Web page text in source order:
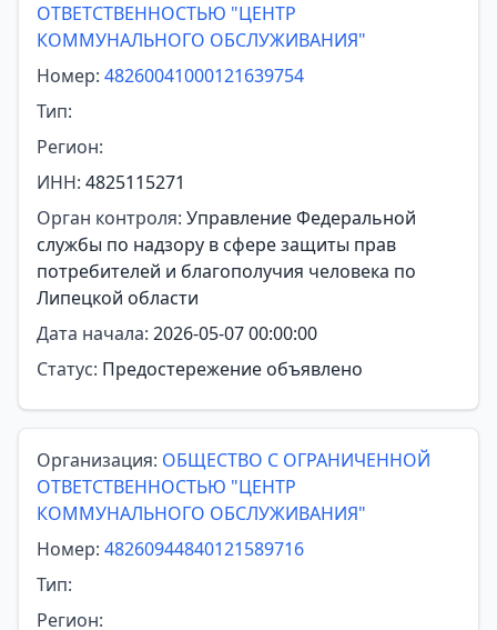
ОТВЕТСТВЕННОСТЬЮ "ЦЕНТР
КОММУНАЛЬНОГО ОБСЛУЖИВАНИЯ"
Номер: 48260041000121639754
Тип:
Регион:
ИНН: 4825115271
Орган контроля: Управление Федеральной
службы по надзору в сфере защиты прав
потребителей и благополучия человека по
Липецкой области
Дата начала: 2026-05-07 00:00:00
Статус: Предостережение объявлено
Организация: ОБЩЕСТВО С ОГРАНИЧЕННОЙ
ОТВЕТСТВЕННОСТЬЮ "ЦЕНТР
КОММУНАЛЬНОГО ОБСЛУЖИВАНИЯ"
Номер: 48260944840121589716
Тип:
Регион: